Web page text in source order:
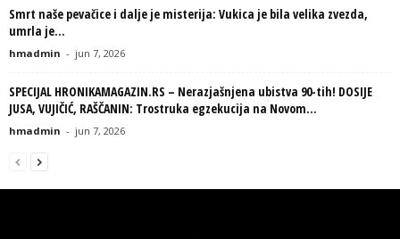
Smrt naše pevačice i dalje je misterija: Vukica je bila velika zvezda,
umrla je...
hmadmin - jun 7, 2026
SPECIJAL HRONIKAMAGAZIN.RS – Nerazjašnjena ubistva 90-tih! DOSIJE
JUSA, VUJIČIĆ, RAŠČANIN: Trostruka egzekucija na Novom...
hmadmin - jun 7, 2026